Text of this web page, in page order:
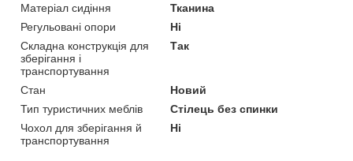
Матеріал сидіння
Тканина
Регульовані опори
Ні
Складна конструкція для
зберігання і
транспортування
Так
Стан
Новий
Тип туристичних меблів
Стілець без спинки
Чохол для зберігання й
транспортування
Ні